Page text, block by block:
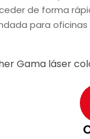
de forma
para oficinas
Gama láser